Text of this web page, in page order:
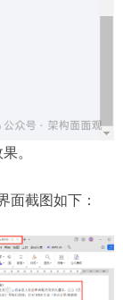
。
面截图如下：